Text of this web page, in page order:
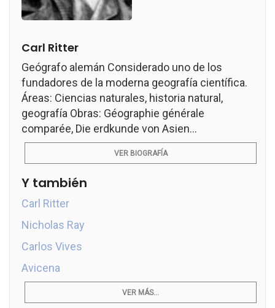
Carl Ritter
Geógrafo alemán Considerado uno de los
fundadores de la moderna geografía científica.
Áreas: Ciencias naturales, historia natural,
geografía Obras: Géographie générale
comparée, Die erdkunde von Asien...
VER BIOGRAFÍA
Y también
Carl Ritter
Nicholas Ray
Carlos Vives
Avicena
VER MÁS...